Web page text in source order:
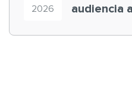
2026
audiencia